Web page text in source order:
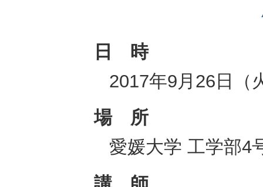
日 時
2017年9月26日（
場 所
愛媛大学 工学部4